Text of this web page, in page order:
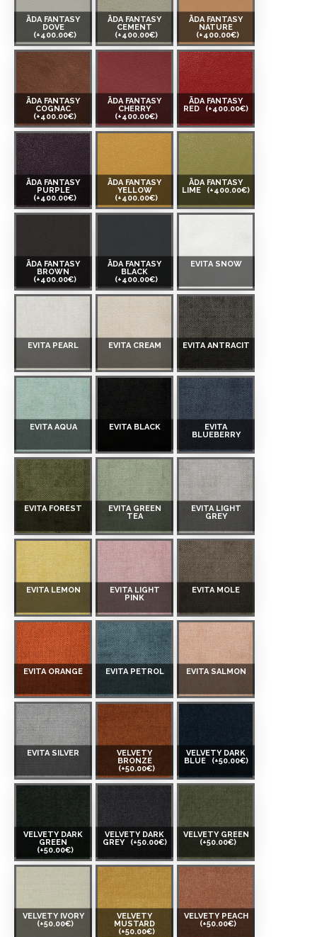
ĀDA FANTASY
DOVE
(+400.00€)
ĀDA FANTASY
CEMENT
(+400.00€)
ĀDA FANTASY
NATURE
(+400.00€)
ĀDA FANTASY
COGNAC
(+400.00€)
ĀDA FANTASY
CHERRY
(+400.00€)
ĀDA FANTASY
RED
(+400.00€)
ĀDA FANTASY
PURPLE
(+400.00€)
ĀDA FANTASY
YELLOW
(+400.00€)
ĀDA FANTASY
LIME
(+400.00€)
ĀDA FANTASY
BROWN
(+400.00€)
ĀDA FANTASY
BLACK
(+400.00€)
EVITA SNOW
EVITA PEARL EVITA CREAM EVITA ANTRACIT
EVITA AQUA EVITA BLACK
EVITA
BLUEBERRY
EVITA FOREST
EVITA GREEN
TEA
EVITA LIGHT
GREY
EVITA LEMON
EVITA LIGHT
PINK
EVITA MOLE
EVITA ORANGE EVITA PETROL EVITA SALMON
EVITA SILVER
VELVETY
BRONZE
(+50.00€)
VELVETY DARK
BLUE
(+50.00€)
VELVETY DARK
GREEN
(+50.00€)
VELVETY DARK
GREY
(+50.00€)
VELVETY GREEN
(+50.00€)
VELVETY IVORY
(+50.00€)
VELVETY
MUSTARD
(+50.00€)
VELVETY PEACH
(+50.00€)